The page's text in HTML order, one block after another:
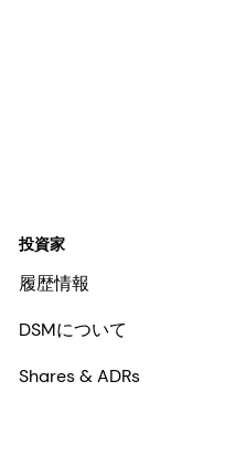
投資家
履歴情報
DSMについて
Shares & ADRs